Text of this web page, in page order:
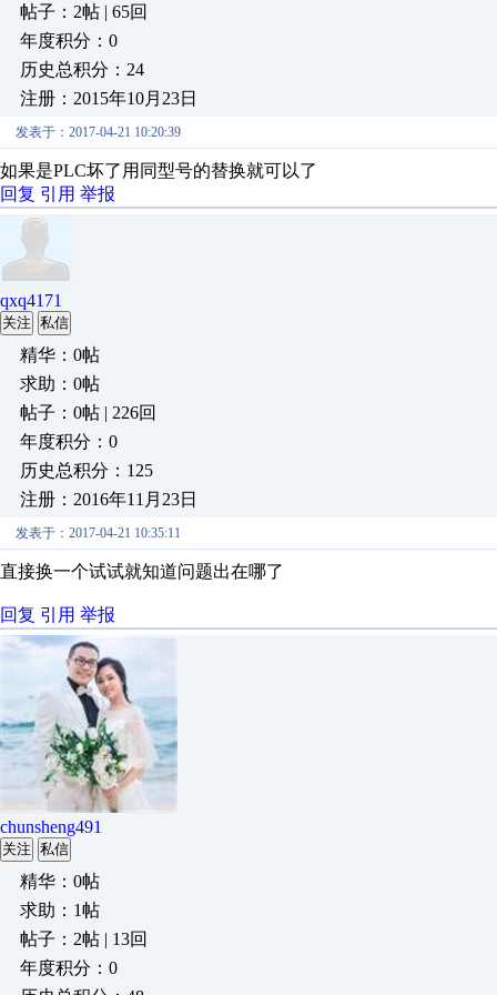
帖子：2帖 | 65回
年度积分：0
历史总积分：24
注册：2015年10月23日
发表于：2017-04-21 10:20:39
如果是PLC坏了用同型号的替换就可以了
回复 引用 举报
qxq4171
关注 私信
精华：0帖
求助：0帖
帖子：0帖 | 226回
年度积分：0
历史总积分：125
注册：2016年11月23日
发表于：2017-04-21 10:35:11
直接换一个试试就知道问题出在哪了
回复 引用 举报
chunsheng491
关注 私信
精华：0帖
求助：1帖
帖子：2帖 | 13回
年度积分：0